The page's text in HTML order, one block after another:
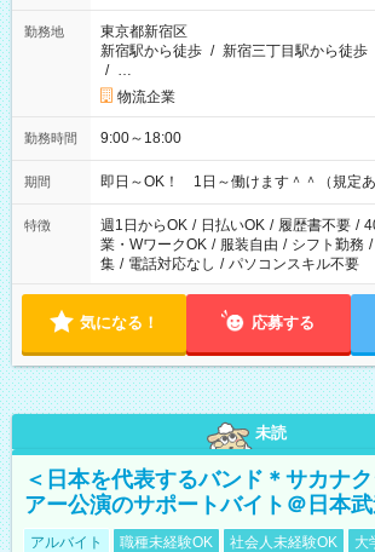
勤務地
東京都新宿区
新宿駅から徒歩 / 新宿三丁目駅から徒歩
/ …
物流企業
勤務時間 9:00～18:00
期間 即日～OK！ 1日～働けます＾＾（規定あ
特徴 週1日からOK / 日払いOK / 履歴書不要 /
業・WワークOK / 服装自由 / シフト勤務 /
集 / 電話対応なし / パソコンスキル不要
気になる！ 応募する
未読
＜日本を代表するバンド＊サカナ
アー公演のサポートバイト＠日本
アルバイト 職種未経験OK 社会人未経験OK
大